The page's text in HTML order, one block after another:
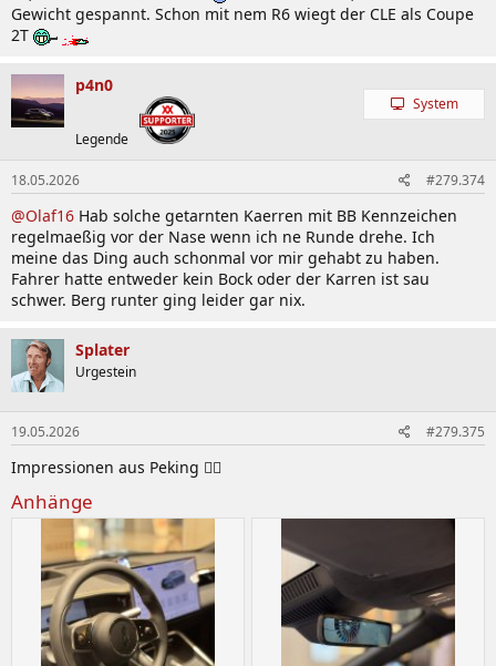
Gewicht gespannt. Schon mit nem R6 wiegt der CLE als Coupe
2T
p4n0
Legende
System
18.05.2026 #279.374
@Olaf16 Hab solche getarnten Kaerren mit BB Kennzeichen
regelmaeßig vor der Nase wenn ich ne Runde drehe. Ich
meine das Ding auch schonmal vor mir gehabt zu haben.
Fahrer hatte entweder kein Bock oder der Karren ist sau
schwer. Berg runter ging leider gar nix.
Splater
Urgestein
19.05.2026 #279.375
Impressionen aus Peking ✌🏻
Anhänge